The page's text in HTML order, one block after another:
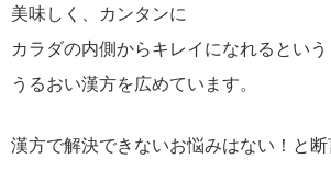
美味しく、カンタンに
カラダの内側からキレイになれるという
うるおい漢方を広めています。
漢方で解決できないお悩みはない！と断